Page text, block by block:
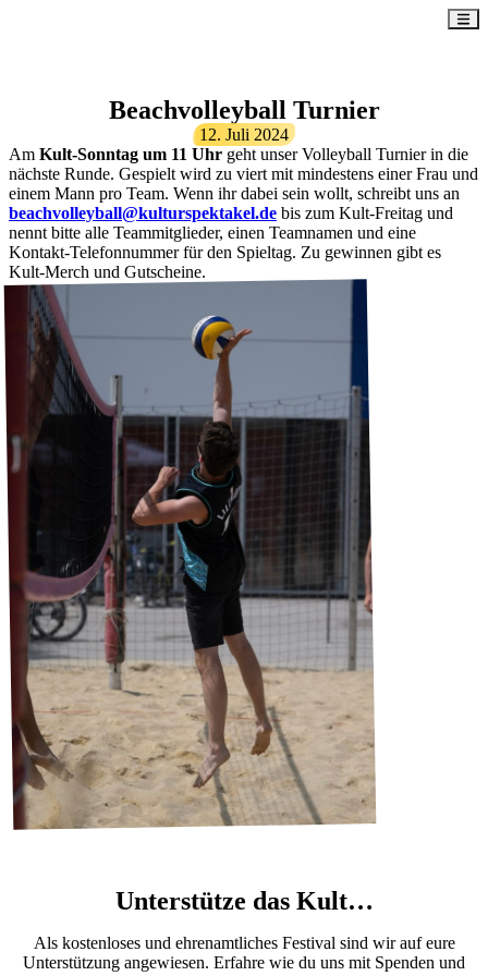
Beachvolleyball Turnier
12. Juli 2024
Am Kult-Sonntag um 11 Uhr geht unser Volleyball Turnier in die
nächste Runde. Gespielt wird zu viert mit mindestens einer Frau und
einem Mann pro Team. Wenn ihr dabei sein wollt, schreibt uns an
beachvolleyball@kulturspektakel.de bis zum Kult-Freitag und
nennt bitte alle Teammitglieder, einen Teamnamen und eine
Kontakt-Telefonnummer für den Spieltag. Zu gewinnen gibt es
Kult-Merch und Gutscheine.
Unterstütze das Kult…
Als kostenloses und ehrenamtliches Festival sind wir auf eure
Unterstützung angewiesen. Erfahre wie du uns mit Spenden und